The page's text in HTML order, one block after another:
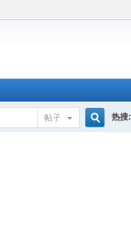
帖子 热搜: